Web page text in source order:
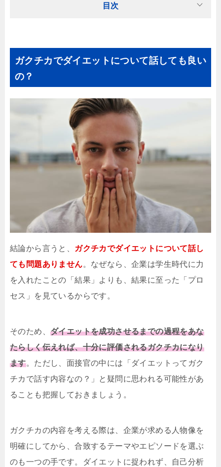
目次
ガクチカでダイエットについて話しても良い
の？
結論から言うと、 ガクチカでダイエットについて話し
ても問題ありません。なぜなら、企業は学生時代に力
を入れたことの「結果」よりも、結果に至った「プロ
セス」を見ているからです。
そのため、 ダイエットを成功させるまでの過程をあな
たらしく伝えれば、十分に評価されるガクチカになり
ます。ただし、面接官の中には「ダイエットってガク
チカで話す内容なの？」と疑問に思われる可能性があ
ることも把握しておきましょう。
ガクチカの内容を考える際は、企業が求める人物像を
明確にしてから、合致するテーマやエピソードを選ぶ
のも一つの手です。ダイエットに捉われず、自己分析